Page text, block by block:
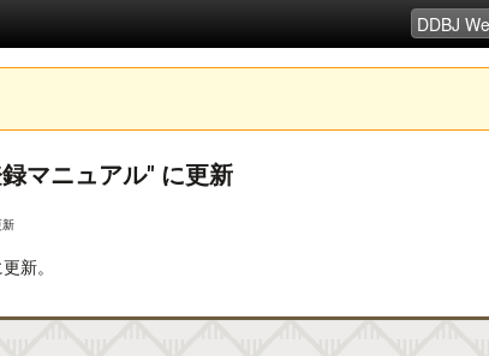
録マニュアル" に更新
新
新。